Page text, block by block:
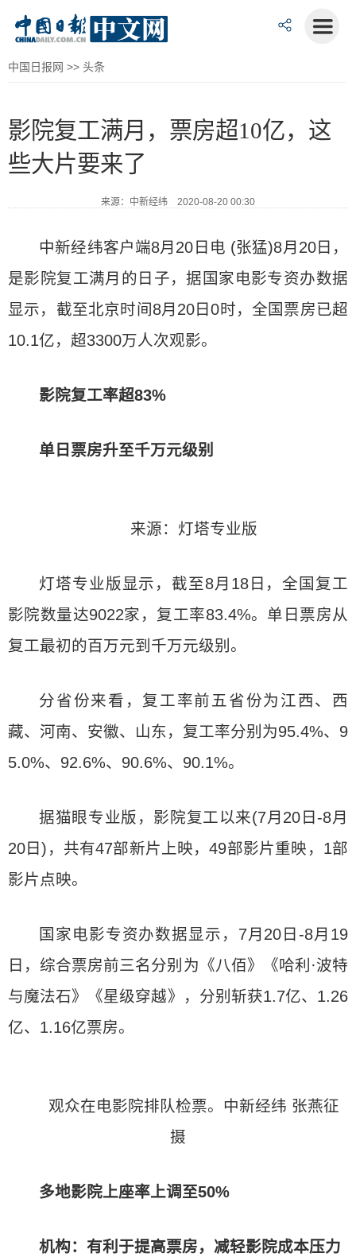
中国日报网 >> 头条
影院复工满月，票房超10亿，这
些大片要来了
来源：中新经纬 2020-08-20 00:30
中新经纬客户端8月20日电 (张猛)8月20日，
是影院复工满月的日子，据国家电影专资办数据
显示，截至北京时间8月20日0时，全国票房已超
10.1亿，超3300万人次观影。
影院复工率超83%
单日票房升至千万元级别
来源：灯塔专业版
灯塔专业版显示，截至8月18日，全国复工
影院数量达9022家，复工率83.4%。单日票房从
复工最初的百万元到千万元级别。
分省份来看，复工率前五省份为江西、西
藏、河南、安徽、山东，复工率分别为95.4%、9
5.0%、92.6%、90.6%、90.1%。
据猫眼专业版，影院复工以来(7月20日-8月
20日)，共有47部新片上映，49部影片重映，1部
影片点映。
国家电影专资办数据显示，7月20日-8月19
日，综合票房前三名分别为《八佰》《哈利·波特
与魔法石》《星级穿越》，分别斩获1.7亿、1.26
亿、1.16亿票房。
观众在电影院排队检票。中新经纬 张燕征
摄
多地影院上座率上调至50%
机构：有利于提高票房，减轻影院成本压力